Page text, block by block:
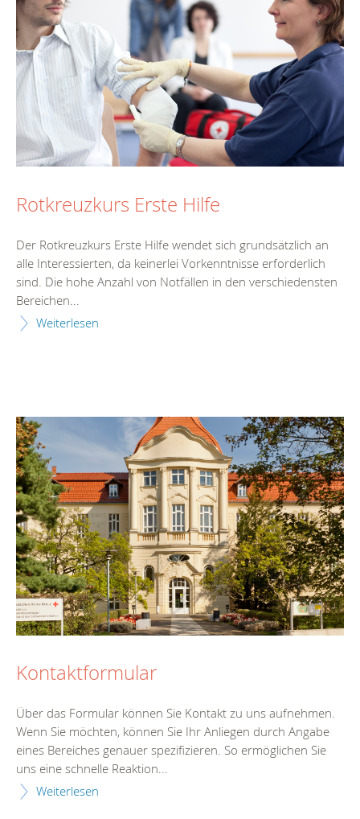
Rotkreuzkurs Erste Hilfe
Der Rotkreuzkurs Erste Hilfe wendet sich grundsätzlich an
alle Interessierten, da keinerlei Vorkenntnisse erforderlich
sind. Die hohe Anzahl von Notfällen in den verschiedensten
Bereichen...
Weiterlesen
Kontaktformular
Über das Formular können Sie Kontakt zu uns aufnehmen.
Wenn Sie möchten, können Sie Ihr Anliegen durch Angabe
eines Bereiches genauer spezifizieren. So ermöglichen Sie
uns eine schnelle Reaktion...
Weiterlesen